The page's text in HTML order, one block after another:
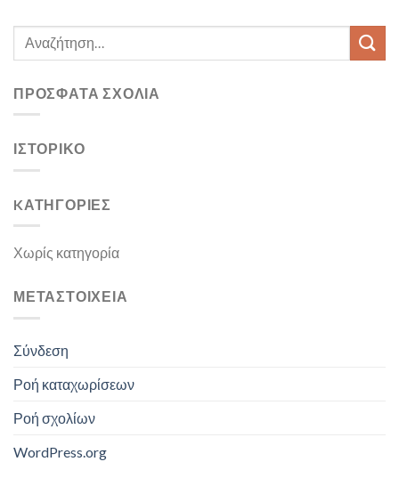
ΠΡΌΣΦΑΤΑ ΣΧΌΛΙΑ
ΙΣΤΟΡΙΚΌ
KΑΤΗΓΟΡΊΕΣ
Χωρίς κατηγορία
ΜΕΤΑΣΤΟΙΧΕΊΑ
Σύνδεση
Ροή καταχωρίσεων
Ροή σχολίων
WordPress.org